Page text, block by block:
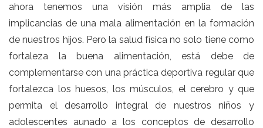
ahora tenemos una visión más amplia de las
implicancias de una mala alimentación en la formación
de nuestros hijos. Pero la salud física no solo tiene como
fortaleza la buena alimentación, está debe de
complementarse con una práctica deportiva regular que
fortalezca los huesos, los músculos, el cerebro y que
permita el desarrollo integral de nuestros niños y
adolescentes aunado a los conceptos de desarrollo